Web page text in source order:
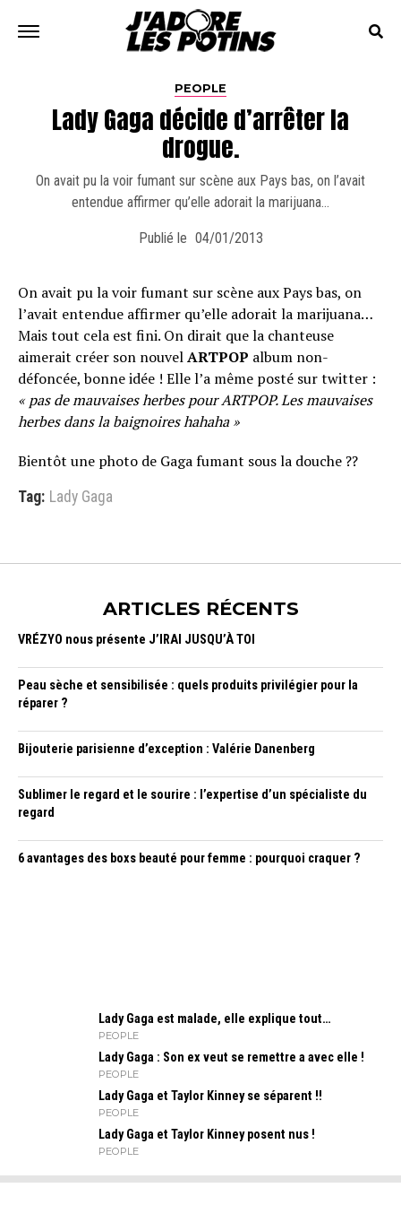
PEOPLE
Lady Gaga décide d’arrêter la
drogue.
On avait pu la voir fumant sur scène aux Pays bas, on l’avait
entendue affirmer qu’elle adorait la marijuana…
Publié le 04/01/2013
On avait pu la voir fumant sur scène aux Pays bas, on
l’avait entendue affirmer qu’elle adorait la marijuana…
Mais tout cela est fini. On dirait que la chanteuse
aimerait créer son nouvelARTPOP album non-
défoncée, bonne idée ! Elle l’a même posté sur twitter :
« pas de mauvaises herbes pour ARTPOP. Les mauvaises
herbes dans la baignoires hahaha »
Bientôt une photo de Gaga fumant sous la douche ??
Tag: Lady Gaga
ARTICLES RÉCENTS
VRÉZYO nous présente J’IRAI JUSQU’À TOI
Peau sèche et sensibilisée : quels produits privilégier pour la
réparer ?
Bijouterie parisienne d’exception : Valérie Danenberg
Sublimer le regard et le sourire : l’expertise d’un spécialiste du
regard
6 avantages des boxs beauté pour femme : pourquoi craquer ?
Lady Gaga est malade, elle explique tout…
PEOPLE
Lady Gaga : Son ex veut se remettre a avec elle !
PEOPLE
Lady Gaga et Taylor Kinney se séparent !!
PEOPLE
Lady Gaga et Taylor Kinney posent nus !
PEOPLE